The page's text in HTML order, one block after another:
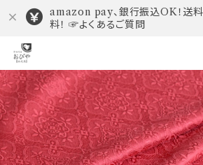
amazon pay、銀行振込OK！送
料！ ☞よくあるご質問